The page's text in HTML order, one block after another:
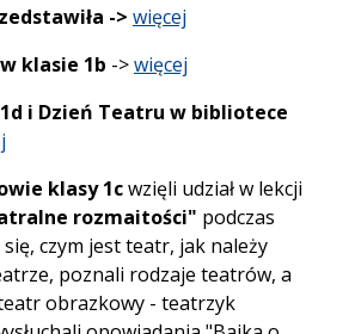
-> więcej
klasie 1b ->więcej
1d i Dzień Teatru w bibliotece
klasy 1cwzięli udział w lekcji
rozmaitości" podczas
czym jest teatr, jak należy
poznali rodzaje teatrów, a
obrazkowy - teatrzyk